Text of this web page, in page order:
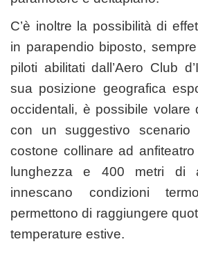
C’è inoltre la possibilità di
in parapendio biposto,
piloti abilitati dall’Aero Club
sua posizione geografica
occidentali, è possibile volare
con un suggestivo
costone collinare ad
lunghezza e 400 metri di
innescano condizioni
permettono di raggiungere
temperature estive.